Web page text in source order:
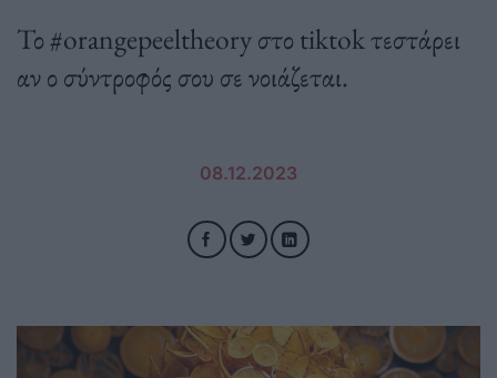
Το #orangepeeltheory στο tiktok τεστάρει
αν ο σύντροφός σου σε νοιάζεται.
08.12.2023